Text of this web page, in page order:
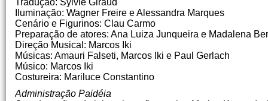
Tradução: Sylvie Giraud
Iluminação: Wagner Freire e Alessandra Marques
Cenário e Figurinos: Clau Carmo
Preparação de atores: Ana Luiza Junqueira e Madalena
Direção Musical: Marcos Iki
Músicas: Amauri Falseti, Marcos Iki e Paul Gerlach
Músico: Marcos Iki
Costureira: Mariluce Constantino
Administração Paidéia